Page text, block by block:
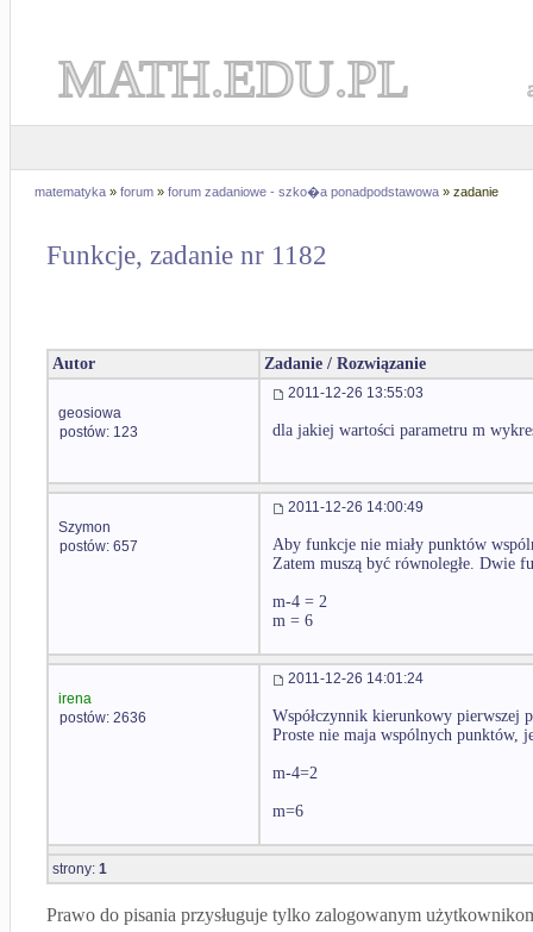
MATH.EDU.PL
matematyka » forum » forum zadaniowe - szko�a ponadpodstawowa » zadanie
Funkcje, zadanie nr 1182
Autor Zadanie / Rozwiązanie
geosiowa
postów: 123
2011-12-26 13:55:03
dla jakiej wartości parametru m
Szymon
postów: 657
2011-12-26 14:00:49
Aby funkcje nie miały punktów
Zatem muszą być równoległe. Dwie
m-4 = 2
m = 6
irena
postów: 2636
2011-12-26 14:01:24
Współczynnik kierunkowy pierwszej
Proste nie maja wspólnych punktów,
m-4=2
m=6
strony: 1
Prawo do pisania przysługuje tylko zalogowanym